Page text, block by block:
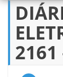
Pular
para
conteúdo